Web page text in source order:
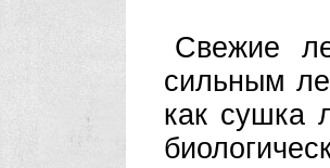
Свежие
сильным
как сушка